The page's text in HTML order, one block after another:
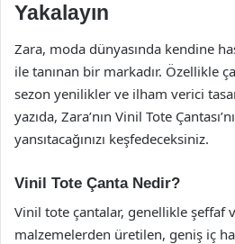
Yakalayın
Zara, moda dünyasında kendine
ile tanınan bir markadır. Özellikle
sezon yenilikler ve ilham verici
yazıda, Zara’nın Vinil Tote
yansıtacağınızı keşfedeceksiniz.
Vinil Tote Çanta Nedir?
Vinil tote çantalar, genellikle şeffaf
malzemelerden üretilen, geniş iç